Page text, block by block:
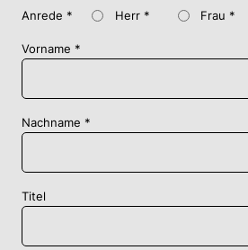
Anrede Herr Frau
Vorname
Nachname
Titel